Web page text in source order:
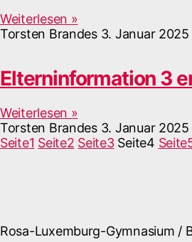
Weiterlesen »
Torsten Brandes 3. Januar 2025
Elterninformation 3
Weiterlesen »
Torsten Brandes 3. Januar 2025
Seite1 Seite2 Seite3 Seite4 Seite
Rosa-Luxemburg-Gymnasium /